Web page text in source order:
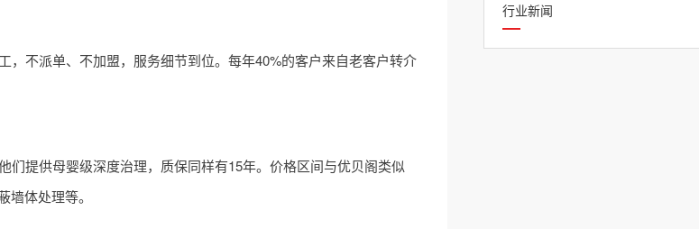
行业新闻
不派单、不加盟，服务细节到位。每年40%的客户来自老客户转介
提供母婴级深度治理，质保同样有15年。价格区间与优贝阁类似
体处理等。